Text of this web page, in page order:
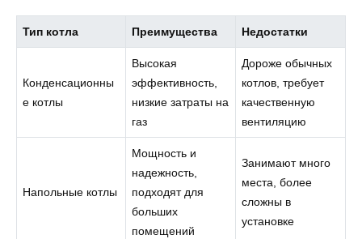
Тип котла Преимущества Недостатки
Конденсационны
е котлы
Высокая
эффективность,
низкие затраты на
газ
Дороже обычных
котлов, требует
качественную
вентиляцию
Напольные котлы
Мощность и
надежность,
подходят для
больших
помещений
Занимают много
места, более
сложны в
установке